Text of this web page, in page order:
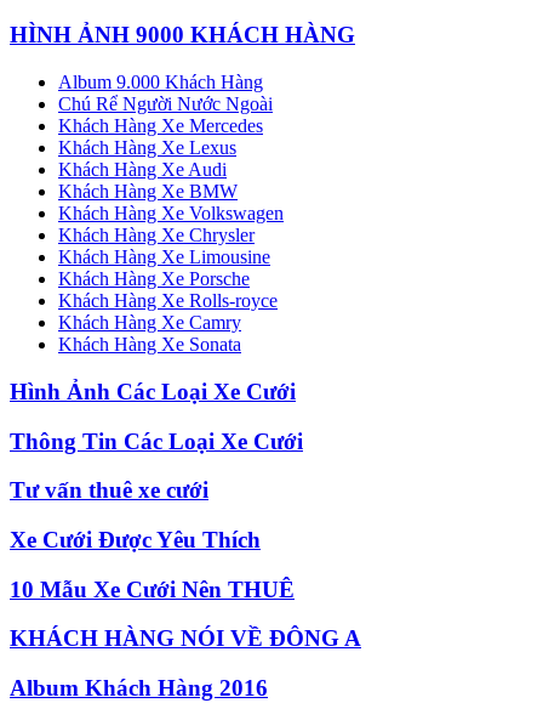
HÌNH ẢNH 9000 KHÁCH HÀNG
Album 9.000 Khách Hàng
Chú Rể Người Nước Ngoài
Khách Hàng Xe Mercedes
Khách Hàng Xe Lexus
Khách Hàng Xe Audi
Khách Hàng Xe BMW
Khách Hàng Xe Volkswagen
Khách Hàng Xe Chrysler
Khách Hàng Xe Limousine
Khách Hàng Xe Porsche
Khách Hàng Xe Rolls-royce
Khách Hàng Xe Camry
Khách Hàng Xe Sonata
Hình Ảnh Các Loại Xe Cưới
Thông Tin Các Loại Xe Cưới
Tư vấn thuê xe cưới
Xe Cưới Được Yêu Thích
10 Mẫu Xe Cưới Nên THUÊ
KHÁCH HÀNG NÓI VỀ ĐÔNG A
Album Khách Hàng 2016